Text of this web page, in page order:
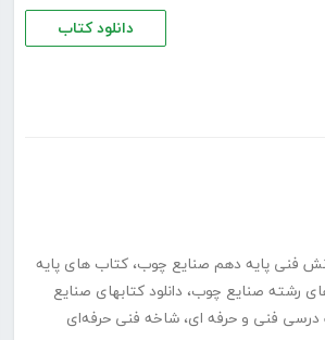
دانلود کتاب
فنی پایه دهم صنایع چوب، کتاب های پایه
رشته صنایع چوب، دانلود کتابهای صنایع
درسی فنی و حرفه ای، شاخه فنی حرفه‌ای